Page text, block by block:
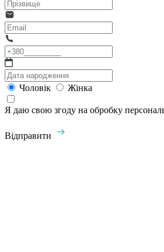
Чоловік Жінка
Я даю свою згоду на обробку
Відправити